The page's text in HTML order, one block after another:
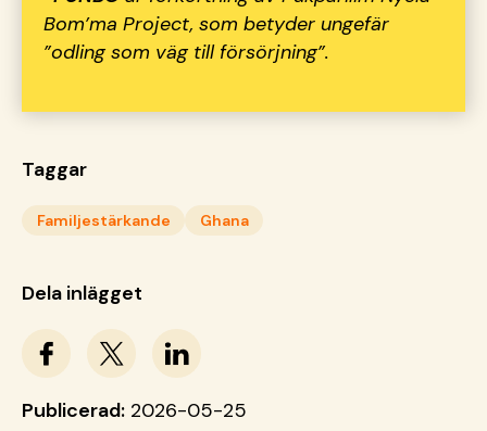
Bom’ma Project, som betyder ungefär
”odling som väg till försörjning”.
Taggar
Familjestärkande Ghana
Dela inlägget
Publicerad: 2026-05-25